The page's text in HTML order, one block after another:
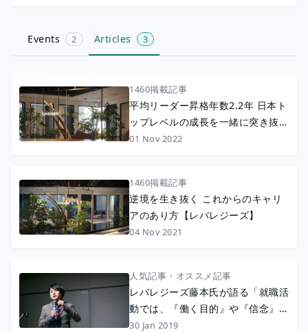
Events 2 Articles 3
1460掲載記事
平均リーダー昇格年数2.2年 日本ト
ップレベルの成長を一緒に突き抜け
よう
01 Nov 2022
1460掲載記事
逆境を生き抜く これからのキャリ
アのあり方【レバレジーズ】
04 Nov 2021
人気記事・オススメ記事
レバレジーズ藤本氏が語る「就職活
動では、『働く目的』や『信念』を
考えよ」
30 Jan 2019